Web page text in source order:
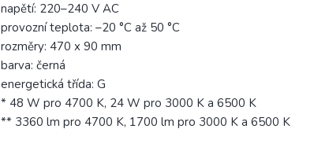
napětí: 220–240 V AC
provozní teplota: –20 °C až 50 °C
rozměry: 470 x 90 mm
barva: černá
energetická třída: G
* 48 W pro 4700 K, 24 W pro 3000 K a 6500 K
** 3360 lm pro 4700 K, 1700 lm pro 3000 K a 6500 K